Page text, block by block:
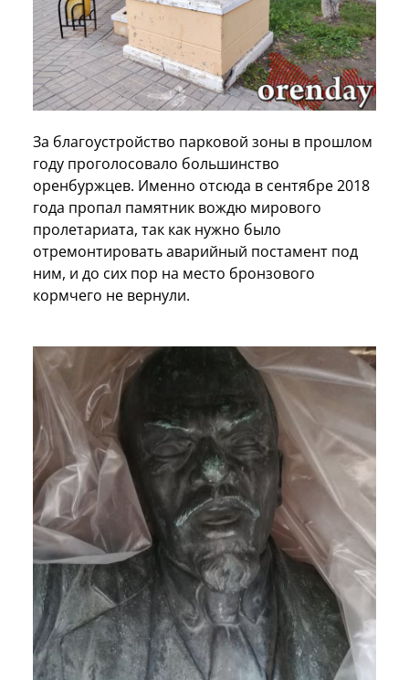
За благоустройство парковой зоны в прошлом
году проголосовало большинство
оренбуржцев. Именно отсюда в сентябре 2018
года пропал памятник вождю мирового
пролетариата, так как нужно было
отремонтировать аварийный постамент под
ним, и до сих пор на место бронзового
кормчего не вернули.